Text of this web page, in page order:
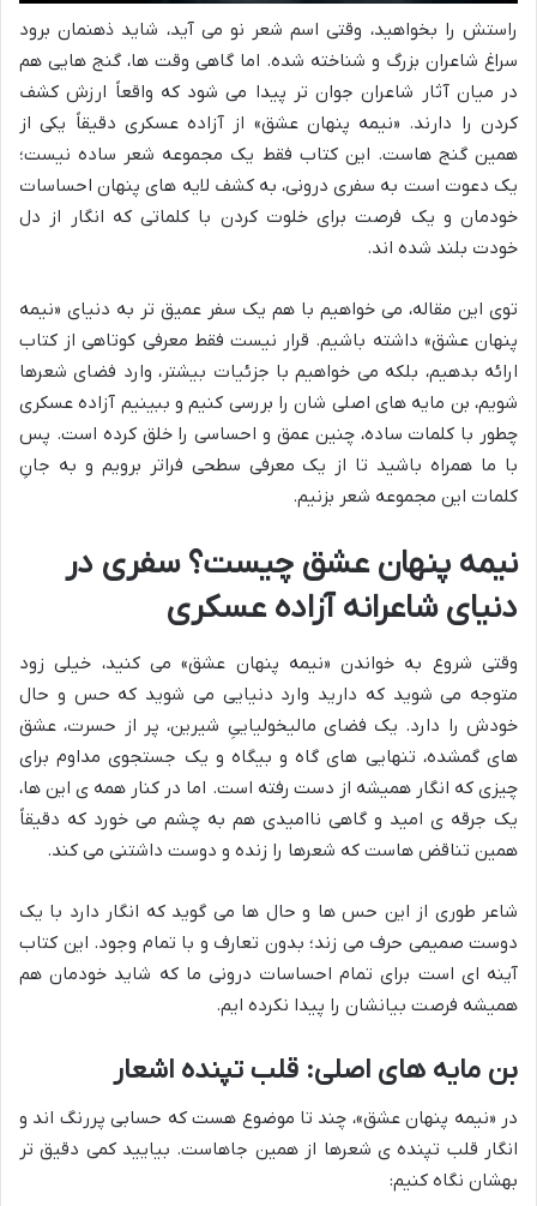
راستش را بخواهید، وقتی اسم شعر نو می آید، شاید ذهنمان برود
سراغ شاعران بزرگ و شناخته شده. اما گاهی وقت ها، گنج هایی هم
در میان آثار شاعران جوان تر پیدا می شود که واقعاً ارزش کشف
کردن را دارند. «نیمه پنهان عشق» از آزاده عسکری دقیقاً یکی از
همین گنج هاست. این کتاب فقط یک مجموعه شعر ساده نیست؛
یک دعوت است به سفری درونی، به کشف لایه های پنهان احساسات
خودمان و یک فرصت برای خلوت کردن با کلماتی که انگار از دل
خودت بلند شده اند.
توی این مقاله، می خواهیم با هم یک سفر عمیق تر به دنیای «نیمه
پنهان عشق» داشته باشیم. قرار نیست فقط معرفی کوتاهی از کتاب
ارائه بدهیم، بلکه می خواهیم با جزئیات بیشتر، وارد فضای شعرها
شویم، بن مایه های اصلی شان را بررسی کنیم و ببینیم آزاده عسکری
چطور با کلمات ساده، چنین عمق و احساسی را خلق کرده است. پس
با ما همراه باشید تا از یک معرفی سطحی فراتر برویم و به جانِ
کلمات این مجموعه شعر بزنیم.
نیمه پنهان عشق چیست؟ سفری در
دنیای شاعرانه آزاده عسکری
وقتی شروع به خواندن «نیمه پنهان عشق» می کنید، خیلی زود
متوجه می شوید که دارید وارد دنیایی می شوید که حس و حال
خودش را دارد. یک فضای مالیخولیاییِ شیرین، پر از حسرت، عشق
های گمشده، تنهایی های گاه و بیگاه و یک جستجوی مداوم برای
چیزی که انگار همیشه از دست رفته است. اما در کنار همه ی این ها،
یک جرقه ی امید و گاهی ناامیدی هم به چشم می خورد که دقیقاً
همین تناقض هاست که شعرها را زنده و دوست داشتنی می کند.
شاعر طوری از این حس ها و حال ها می گوید که انگار دارد با یک
دوست صمیمی حرف می زند؛ بدون تعارف و با تمام وجود. این کتاب
آینه ای است برای تمام احساسات درونی ما که شاید خودمان هم
همیشه فرصت بیانشان را پیدا نکرده ایم.
بن مایه های اصلی: قلب تپنده اشعار
در «نیمه پنهان عشق»، چند تا موضوع هست که حسابی پررنگ اند و
انگار قلب تپنده ی شعرها از همین جاهاست. بیایید کمی دقیق تر
بهشان نگاه کنیم: